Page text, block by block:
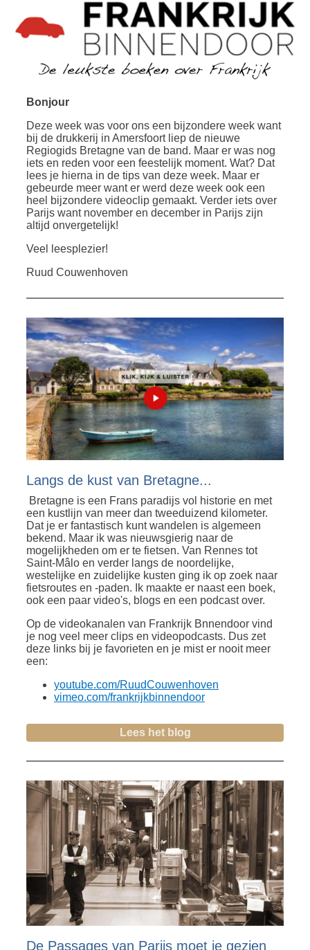
Bonjour
Deze week was voor ons een bijzondere week want
bij de drukkerij in Amersfoort liep de nieuwe
Regiogids Bretagne van de band. Maar er was nog
iets en reden voor een feestelijk moment. Wat? Dat
lees je hierna in de tips van deze week. Maar er
gebeurde meer want er werd deze week ook een
heel bijzondere videoclip gemaakt. Verder iets over
Parijs want november en december in Parijs zijn
altijd onvergetelijk!
Veel leesplezier!
Ruud Couwenhoven
Langs de kust van Bretagne...
Bretagne is een Frans paradijs vol historie en met
een kustlijn van meer dan tweeduizend kilometer.
Dat je er fantastisch kunt wandelen is algemeen
bekend. Maar ik was nieuwsgierig naar de
mogelijkheden om er te fietsen. Van Rennes tot
Saint-Mâlo en verder langs de noordelijke,
westelijke en zuidelijke kusten ging ik op zoek naar
fietsroutes en -paden. Ik maakte er naast een boek,
ook een paar video's, blogs en een podcast over.
Op de videokanalen van Frankrijk Bnnendoor vind
je nog veel meer clips en videopodcasts. Dus zet
deze links bij je favorieten en je mist er nooit meer
een:
youtube.com/RuudCouwenhoven
vimeo.com/frankrijkbinnendoor
Lees het blog
De Passages van Parijs moet je gezien